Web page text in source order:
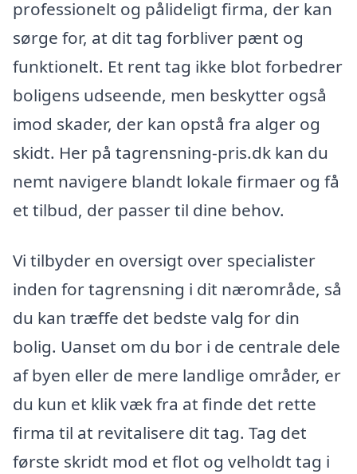
professionelt og pålideligt firma, der kan
sørge for, at dit tag forbliver pænt og
funktionelt. Et rent tag ikke blot forbedrer
boligens udseende, men beskytter også
imod skader, der kan opstå fra alger og
skidt. Her på tagrensning-pris.dk kan du
nemt navigere blandt lokale firmaer og få
et tilbud, der passer til dine behov.
Vi tilbyder en oversigt over specialister
inden for tagrensning i dit nærområde, så
du kan træffe det bedste valg for din
bolig. Uanset om du bor i de centrale dele
af byen eller de mere landlige områder, er
du kun et klik væk fra at finde det rette
firma til at revitalisere dit tag. Tag det
første skridt mod et flot og velholdt tag i